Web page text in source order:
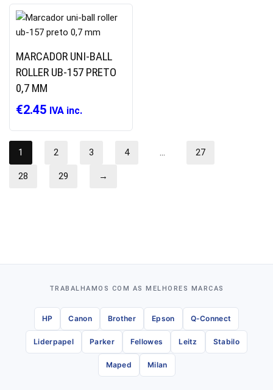
MARCADOR UNI-BALL
ROLLER UB-157 PRETO
0,7 MM
€2.45 IVA inc.
1 2 3 4 27
28 29 →
TRABALHAMOS COM AS MELHORES MARCAS
HP Canon Brother Epson Q-Connect
Liderpapel Parker Fellowes Leitz Stabilo
Maped Milan